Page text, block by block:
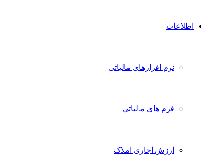
اطلاعات
نرم افزارهای مالیاتی
فرم های مالیاتی
ارزش اجاری املاک